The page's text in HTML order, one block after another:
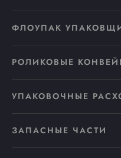
ФЛОУПАК
РОЛИКОВЫЕ
УПАКОВОЧНЫЕ
ЗАПАСНЫЕ ЧАСТИ